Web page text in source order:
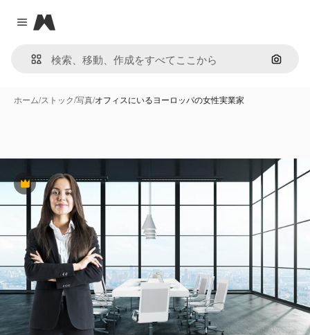
Close menu
Magnific
画像で
ホーム/ストック/写真/オフィスにいるヨーロッパの女性実業家
Premium